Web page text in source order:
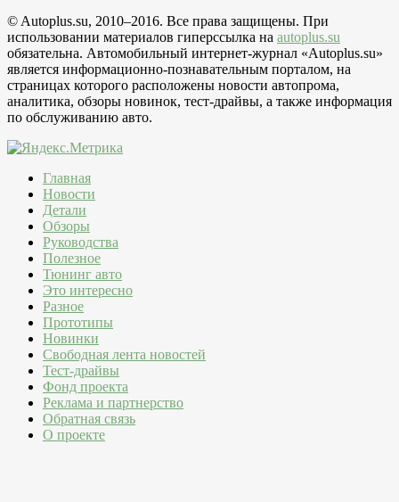
© Autoplus.su, 2010–2016. Все права защищены. При
использовании материалов гиперссылка на autoplus.su
обязательна. Автомобильный интернет-журнал «Autoplus.su»
является информационно-познавательным порталом, на
страницах которого расположены новости автопрома,
аналитика, обзоры новинок, тест-драйвы, а также информация
по обслуживанию авто.
Главная
Новости
Детали
Обзоры
Руководства
Полезное
Тюнинг авто
Это интересно
Разное
Прототипы
Новинки
Свободная лента новостей
Тест-драйвы
Фонд проекта
Реклама и партнерство
Обратная связь
О проекте